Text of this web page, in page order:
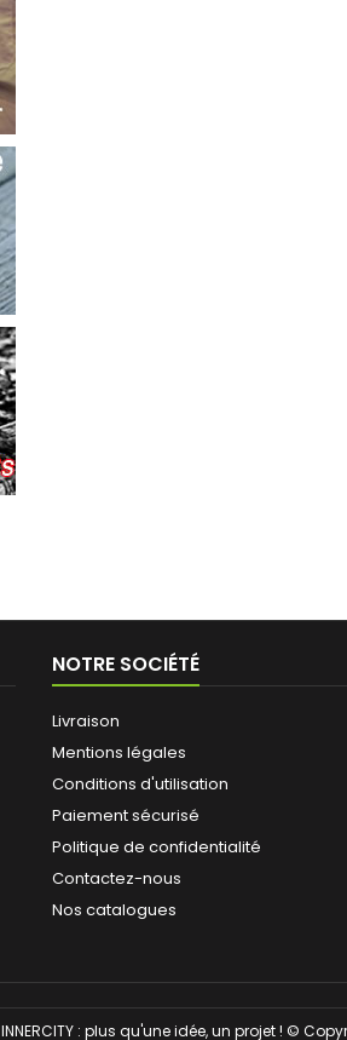
NOTRE SOCIÉTÉ
Livraison
Mentions légales
Conditions d'utilisation
Paiement sécurisé
Politique de confidentialité
Contactez-nous
Nos catalogues
INNERCITY : plus qu'une idée, un projet ! ©